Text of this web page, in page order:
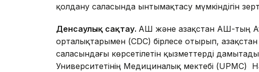
қолдану саласында ынтымақтасу мүмкіндігін
Денсаулық сақтау. АҚШ және Қазақстан АҚШ-тың
орталықтарымен (CDC) бірлесе отырып,
саласындағы көрсетілетін қызметтерді
Университетінің Медициналық мектебі (UPMC)